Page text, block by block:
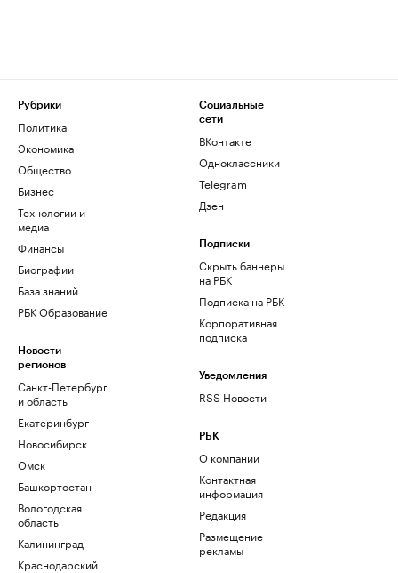
Рубрики
Политика
Экономика
Общество
Бизнес
Технологии и
медиа
Финансы
Биографии
База знаний
РБК Образование
Новости
регионов
Санкт-Петербург
и область
Екатеринбург
Новосибирск
Омск
Башкортостан
Вологодская
область
Калининград
Краснодарский
Социальные
сети
ВКонтакте
Одноклассники
Telegram
Дзен
Подписки
Скрыть баннеры
на РБК
Подписка на РБК
Корпоративная
подписка
Уведомления
RSS Новости
РБК
О компании
Контактная
информация
Редакция
Размещение
рекламы